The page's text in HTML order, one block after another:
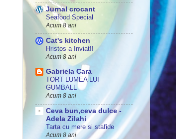
Jurnal crocant
Seafood Special
Acum 8 ani
Cat's kitchen
Hristos a Inviat!!
Acum 8 ani
Gabriela Cara
TORT LUMEA LUI
GUMBALL
Acum 8 ani
Ceva bun,ceva dulce -
Adela Zilahi
Tarta cu mere si stafide
Acum 8 ani